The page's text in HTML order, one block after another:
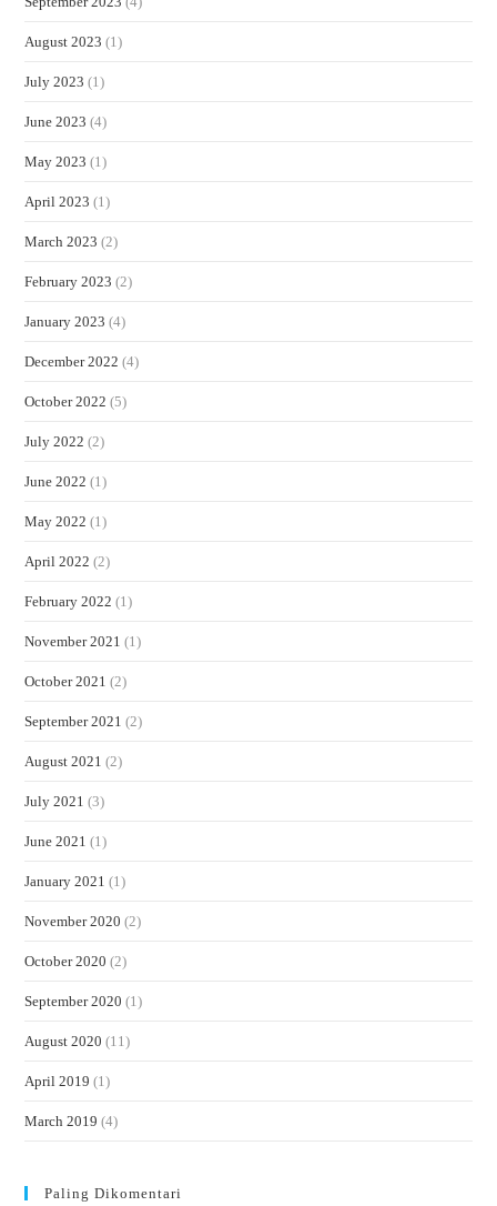
August 2023 (1)
July 2023 (1)
June 2023 (4)
May 2023 (1)
April 2023 (1)
March 2023 (2)
February 2023 (2)
January 2023 (4)
December 2022 (4)
October 2022 (5)
July 2022 (2)
June 2022 (1)
May 2022 (1)
April 2022 (2)
February 2022 (1)
November 2021 (1)
October 2021 (2)
September 2021 (2)
August 2021 (2)
July 2021 (3)
June 2021 (1)
January 2021 (1)
November 2020 (2)
October 2020 (2)
September 2020 (1)
August 2020 (11)
April 2019 (1)
March 2019 (4)
Paling Dikomentari